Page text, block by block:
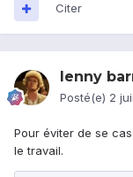
Citer
lenny
Posté(e) 2
Pour éviter de se
le travail.